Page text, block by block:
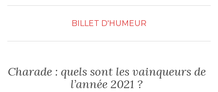
BILLET D'HUMEUR
Charade : quels sont les vainqueurs de
l’année 2021 ?